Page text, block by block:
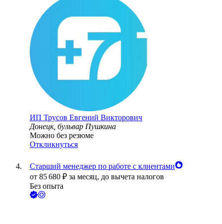
ИП Трусов Евгений Викторович
Донецк, бульвар Пушкина
Можно без резюме
Откликнуться
Старший менеджер по работе с клиентами
от 85 680 ₽ за месяц, до вычета налогов
Без опыта